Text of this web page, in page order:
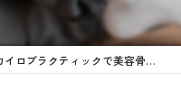
ロプラクティックで美容骨格矯正！驚くべきフェイシャルエステとの相乗効果とは？